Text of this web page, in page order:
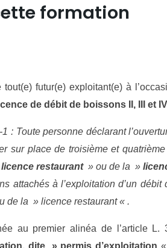
formation
tout(e) futur(e) exploitant(e) à
de débit de boissons II, III et IV
: Toute personne déclarant
sur place de troisième et
restaurant» ou de la »
attachés à l’exploitation d’un
de la » licence restaurant « .
au premier alinéa de l’article L.
dite » permis d’exploitation